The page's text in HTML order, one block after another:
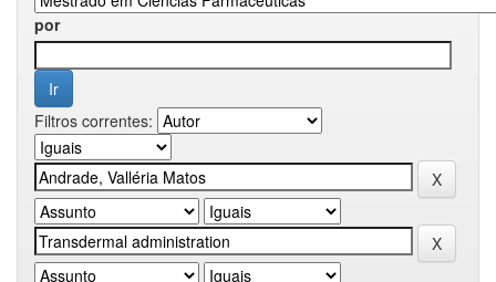
por
Filtros correntes: